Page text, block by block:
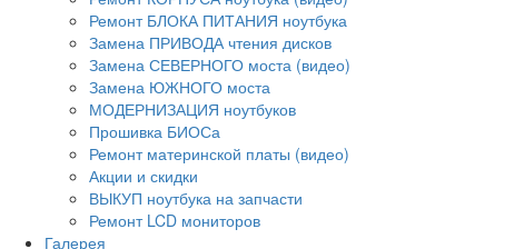
Ремонт БЛОКА ПИТАНИЯ ноутбука
Замена ПРИВОДА чтения дисков
Замена СЕВЕРНОГО моста (видео)
Замена ЮЖНОГО моста
МОДЕРНИЗАЦИЯ ноутбуков
Прошивка БИОСа
Ремонт материнской платы (видео)
Акции и скидки
ВЫКУП ноутбука на запчасти
Ремонт LCD мониторов
Галерея